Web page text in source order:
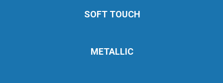
SOFT TOUCH
METALLIC